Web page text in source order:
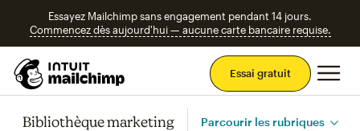
Essayez Mailchimp sans engagement pendant 14 jours.
Commencez dès aujourd'hui — aucune carte bancaire requise.
Essai gratuit
Bibliothèque marketing Parcourir les rubriques